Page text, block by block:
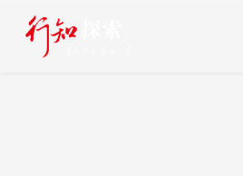
content